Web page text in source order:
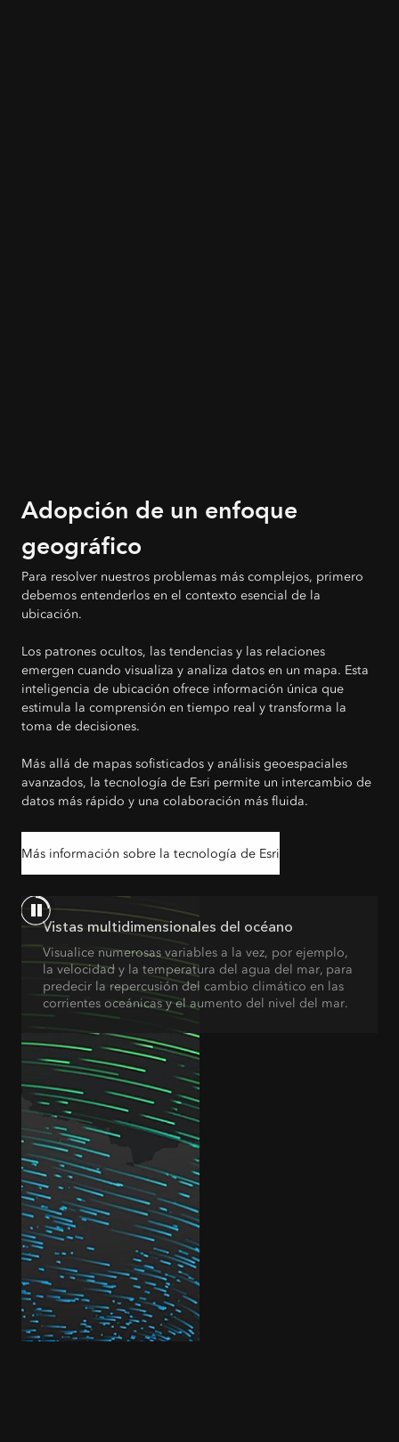
Adopción de un enfoque
geográfico
Para resolver nuestros problemas más complejos, primero
debemos entenderlos en el contexto esencial de la
ubicación.
Los patrones ocultos, las tendencias y las relaciones
emergen cuando visualiza y analiza datos en un mapa. Esta
inteligencia de ubicación ofrece información única que
estimula la comprensión en tiempo real y transforma la
toma de decisiones.
Más allá de mapas sofisticados y análisis geoespaciales
avanzados, la tecnología de Esri permite un intercambio de
datos más rápido y una colaboración más fluida.
Más información sobre la tecnología de Esri
Vistas multidimensionales del océano
Visualice numerosas variables a la vez, por ejemplo,
la velocidad y la temperatura del agua del mar, para
predecir la repercusión del cambio climático en las
corrientes oceánicas y el aumento del nivel del mar.